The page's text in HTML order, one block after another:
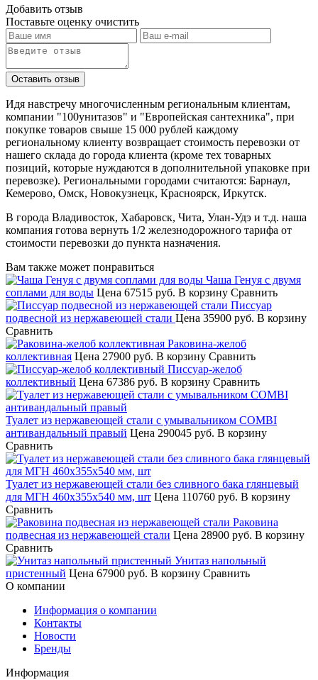
Добавить отзыв
Поставьте оценку очистить
Идя навстречу многочисленным региональным клиентам,
компании "100унитазов" и "Европейская сантехника", при
покупке товаров свыше 15 000 рублей каждому
региональному клиенту возвращает стоимость перевозки от
нашего склада до города клиента (кроме тех товарных
позиций, которые нуждаются в дополнительной упаковке при
перевозке). Региональными городами считаются: Барнаул,
Кемерово, Омск, Новокузнецк, Красноярск, Иркутск.
В города Владивосток, Хабаровск, Чита, Улан-Удэ и т.д. наша
компания готова вернуть 1/2 железнодорожного тарифа от
стоимости перевозки до пункта назначения.
Вам также может понравиться
Чаша Генуя с двумя
соплами для воды Цена 67515 руб. В корзину Сравнить
Писсуар
подвесной из нержавеющей стали Цена 35900 руб. В корзину
Сравнить
Раковина-желоб
коллективная Цена 27900 руб. В корзину Сравнить
Писсуар-желоб
коллективный Цена 67386 руб. В корзину Сравнить
Туалет из нержавеющей стали с умывальником COMBI
антивандальный правый Цена 290045 руб. В корзину
Сравнить
Туалет из нержавеющей стали без сливного бака глянцевый
для МГН 460х355х540 мм, шт Цена 110760 руб. В корзину
Сравнить
Раковина
подвесная из нержавеющей стали Цена 28900 руб. В корзину
Сравнить
Унитаз напольный
пристенный Цена 67900 руб. В корзину Сравнить
О компании
Информация о компании
Контакты
Новости
Бренды
Информация